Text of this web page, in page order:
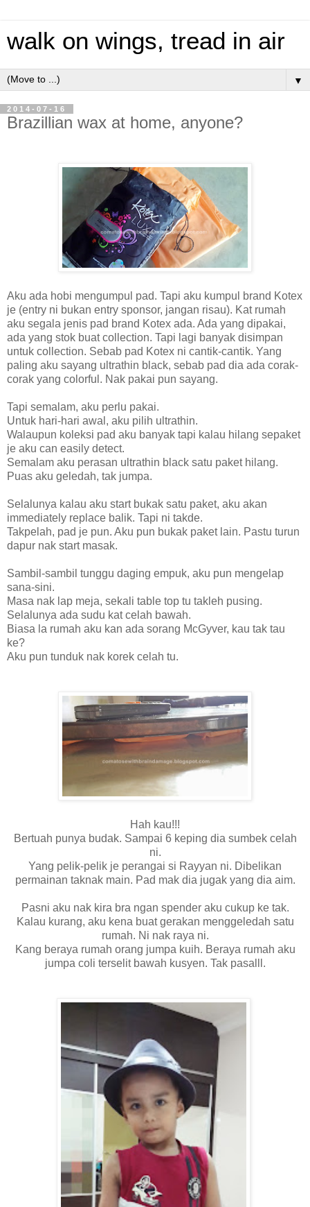
walk on wings, tread in air
▼
2014-07-16
Brazillian wax at home, anyone?
Aku ada hobi mengumpul pad. Tapi aku kumpul brand Kotex
je (entry ni bukan entry sponsor, jangan risau). Kat rumah
aku segala jenis pad brand Kotex ada. Ada yang dipakai,
ada yang stok buat collection. Tapi lagi banyak disimpan
untuk collection. Sebab pad Kotex ni cantik-cantik. Yang
paling aku sayang ultrathin black, sebab pad dia ada corak-
corak yang colorful. Nak pakai pun sayang.
Tapi semalam, aku perlu pakai.
Untuk hari-hari awal, aku pilih ultrathin.
Walaupun koleksi pad aku banyak tapi kalau hilang sepaket
je aku can easily detect.
Semalam aku perasan ultrathin black satu paket hilang.
Puas aku geledah, tak jumpa.
Selalunya kalau aku start bukak satu paket, aku akan
immediately replace balik. Tapi ni takde.
Takpelah, pad je pun. Aku pun bukak paket lain. Pastu turun
dapur nak start masak.
Sambil-sambil tunggu daging empuk, aku pun mengelap
sana-sini.
Masa nak lap meja, sekali table top tu takleh pusing.
Selalunya ada sudu kat celah bawah.
Biasa la rumah aku kan ada sorang McGyver, kau tak tau
ke?
Aku pun tunduk nak korek celah tu.
Hah kau!!!
Bertuah punya budak. Sampai 6 keping dia sumbek celah
ni.
Yang pelik-pelik je perangai si Rayyan ni. Dibelikan
permainan taknak main. Pad mak dia jugak yang dia aim.
Pasni aku nak kira bra ngan spender aku cukup ke tak.
Kalau kurang, aku kena buat gerakan menggeledah satu
rumah. Ni nak raya ni.
Kang beraya rumah orang jumpa kuih. Beraya rumah aku
jumpa coli terselit bawah kusyen. Tak pasalll.